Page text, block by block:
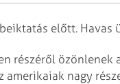
előtt. Havas
részéről özönlenek
amerikaiak nagy